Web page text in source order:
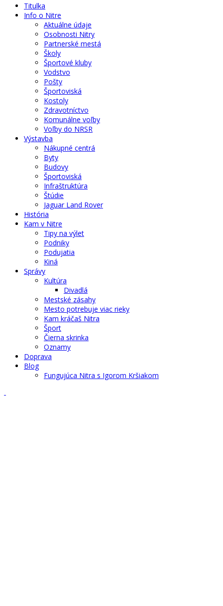
Titulka
Info o Nitre
Aktuálne údaje
Osobnosti Nitry
Partnerské mestá
Školy
Športové kluby
Vodstvo
Pošty
Športoviská
Kostoly
Zdravotníctvo
Komunálne voľby
Voľby do NRSR
Výstavba
Nákupné centrá
Byty
Budovy
Športoviská
Infraštruktúra
Štúdie
Jaguar Land Rover
História
Kam v Nitre
Tipy na výlet
Podniky
Podujatia
Kiná
Správy
Kultúra
Divadlá
Mestské zásahy
Mesto potrebuje viac rieky
Kam kráčaš Nitra
Šport
Čierna skrinka
Oznamy
Doprava
Blog
Fungujúca Nitra s Igorom Kršiakom